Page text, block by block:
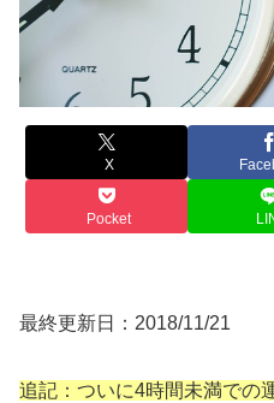
X
Pocket
最終更新日：2018/11/21
追記：ついに4時間未満での